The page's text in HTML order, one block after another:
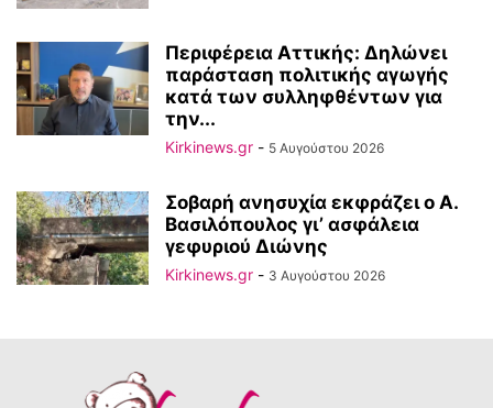
Περιφέρεια Αττικής: Δηλώνει
παράσταση πολιτικής αγωγής
κατά των συλληφθέντων για
την...
Kirkinews.gr - 5 Αυγούστου 2026
Σοβαρή ανησυχία εκφράζει ο Α.
Βασιλόπουλος γι’ ασφάλεια
γεφυριού Διώνης
Kirkinews.gr - 3 Αυγούστου 2026